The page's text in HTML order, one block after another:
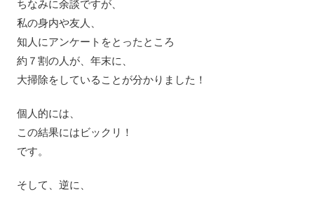
ちなみに余談ですが、
私の身内や友人、
知人にアンケートをとったところ
約７割の人が、年末に、
大掃除をしていることが分かりました！
個人的には、
この結果にはビックリ！
です。
そして、逆に、